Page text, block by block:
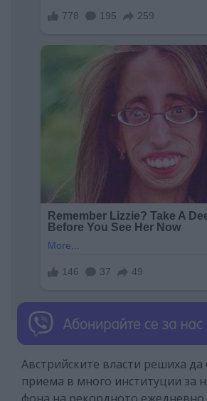
Австрийските власти решиха да
приема в много институции за
фона на рекордното ежедневно